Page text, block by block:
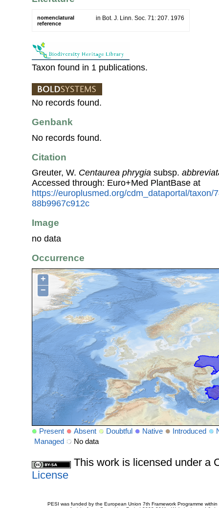
nomenclatural
reference
in Bot. J. Linn. Soc. 71: 207. 1976
Taxon found in 1 publications.
No records found.
Genbank
No records found.
Citation
Greuter, W. Centaurea phrygia subsp.
Accessed through: Euro+Med PlantBase at
https://europlusmed.org/cdm_dataportal/taxon/
88b9967c912c
Image
no data
Occurrence
+
−
Present Absent Doubtful Native Introduced
Managed
No data
This work is licensed under a
License
PESI was funded by the European Union 7th Framework Programme